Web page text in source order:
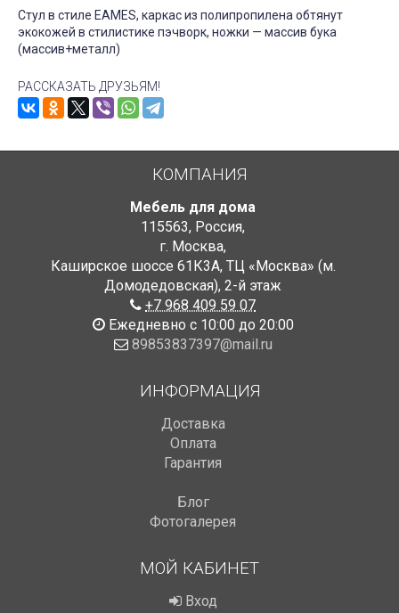
Стул в стиле EAMES, каркас из полипропилена обтянут
экокожей в стилистике пэчворк, ножки — массив бука
(массив+металл)
РАССКАЗАТЬ ДРУЗЬЯМ!
КОМПАНИЯ
Мебель для дома
115563, Россия,
г. Москва,
Каширское шоссе 61К3А, ТЦ «Москва» (м.
Домодедовская), 2-й этаж
+7 968 409 59 07
Ежедневно с 10:00 до 20:00
89853837397@mail.ru
ИНФОРМАЦИЯ
Доставка
Оплата
Гарантия
Блог
Фотогалерея
МОЙ КАБИНЕТ
Вход